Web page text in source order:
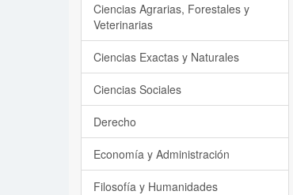
Ciencias Agrarias, Forestales y
Veterinarias
Ciencias Exactas y Naturales
Ciencias Sociales
Derecho
Economía y Administración
Filosofía y Humanidades